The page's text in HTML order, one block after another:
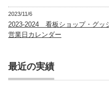
2023/11/6
2023-2024 看板ショップ・グッ
営業日カレンダー
最近の実績